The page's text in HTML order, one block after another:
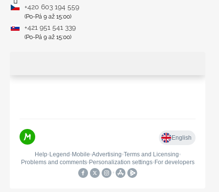
+420 603 194 559
(Po-Pá 9 až 15:00)
+421 951 541 339
(Po-Pá 9 až 15:00)